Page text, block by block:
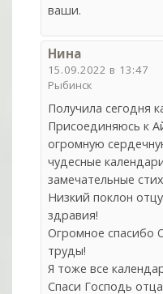
ваши.
Нина
15.09.2022 в 13:47
Рыбинск
Получила сегодня
Присоединяюсь к
огромную
чудесные
замечательные
Низкий поклон
здравия!
Огромное спасибо
труды!
Я тоже все
Спаси Господь